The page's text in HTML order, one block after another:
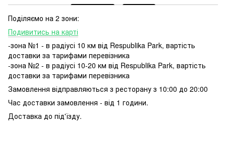
Поділяємо на 2 зони:
Подивитись на карті
-зона №1 - в радіусі 10 км від Respublika Park, вартість
доставки за тарифами перевізника
-зона №2 - в радіусі 10-20 км від Respublika Park, вартість
доставки за тарифами перевізника
Замовлення відправляються з ресторану з 10:00 до 20:00
Час доставки замовлення - від 1 години.
Доставка до під'їзду.